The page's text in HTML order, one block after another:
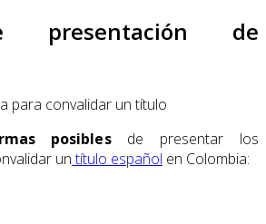
presentación de
posibles de presentar los
untítulo español en Colombia: